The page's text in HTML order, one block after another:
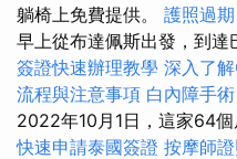
躺椅上免費提供。 護照過期
早上從布達佩斯出發，到達
簽證快速辦理教學 深入了
流程與注意事項 白內障手術
2022年10月1日，這家64
快速申請泰國簽證 按摩師